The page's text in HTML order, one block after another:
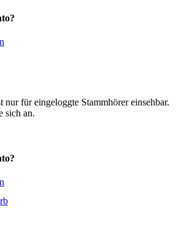
nur für eingeloggte Stammhörer einsehbar.
sich an.